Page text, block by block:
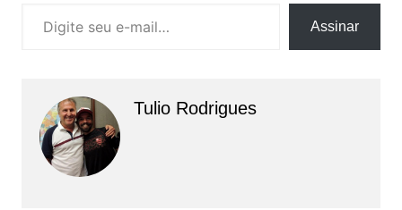
Assinar
Tulio Rodrigues